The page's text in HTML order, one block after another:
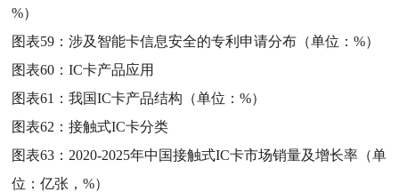
%）
图表59：涉及智能卡信息安全的专利申请分布（单位：%）
图表60：IC卡产品应用
图表61：我国IC卡产品结构（单位：%）
图表62：接触式IC卡分类
图表63： 2020-2025年中国接触式IC卡市场销量及增长率（单
位：亿张，%）